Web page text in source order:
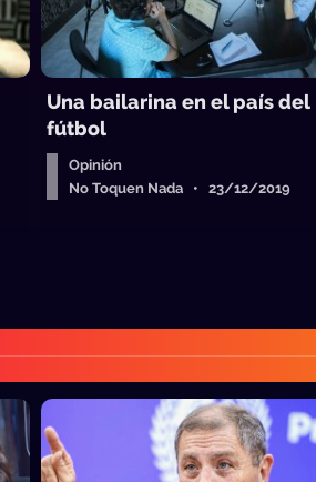
Una bailarina en el país del
fútbol
Opinión
No Toquen Nada • 23/12/2019